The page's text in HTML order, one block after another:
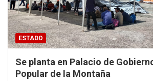
ESTADO
Se planta en Palacio de
Popular de la Montaña